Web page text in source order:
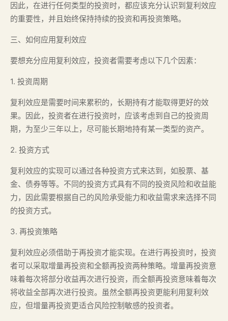
因此，在进行任何类型的投资时，都应该充分认识到复利效应
的重要性，并且始终保持持续的投资和再投资策略。
三、如何应用复利效应
要想充分应用复利效应，投资者需要考虑以下几个因素：
1. 投资周期
复利效应是需要时间来累积的，长期持有才能取得更好的效
果。因此，投资者在进行投资时，应该考虑到自己的投资周
期，为至少三年以上，尽可能长期地持有某一类型的资产。
2. 投资方式
复利效应的实现可以通过各种投资方式来达到，如股票、基
金、债券等等。不同的投资方式具有不同的投资风险和收益能
力，因此需要根据自己的风险承受能力和收益需求来选择不同
的投资方式。
3. 再投资策略
复利效应必须借助于再投资才能实现。在进行再投资时，投资
者可以采取增量再投资和全额再投资两种策略。增量再投资意
味着每次将部分收益再次进行投资，而全额再投资意味着每次
将收益全部再次进行投资。虽然全额再投资更能利用复利效
应，但增量再投资更适合风险控制敏感的投资者。